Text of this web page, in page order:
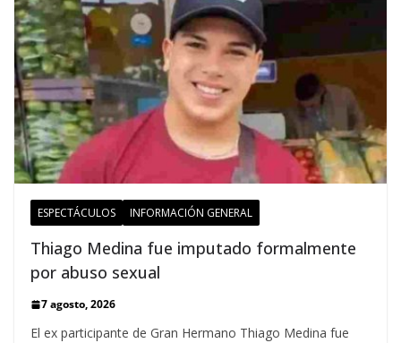
ESPECTÁCULOS INFORMACIÓN GENERAL
Thiago Medina fue imputado formalmente
por abuso sexual
7 agosto, 2026
El ex participante de Gran Hermano Thiago Medina fue